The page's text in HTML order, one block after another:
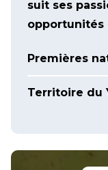
suit ses
opportunités
Premières
Territoire du